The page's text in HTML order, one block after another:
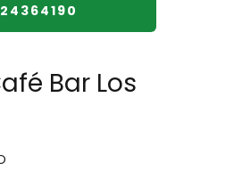
Bar Los